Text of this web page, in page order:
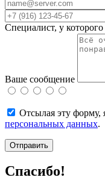
Специалист, у
Ваше сообщение
Отсылая эту форму,
персональных данных.
Отправить
Спасибо!